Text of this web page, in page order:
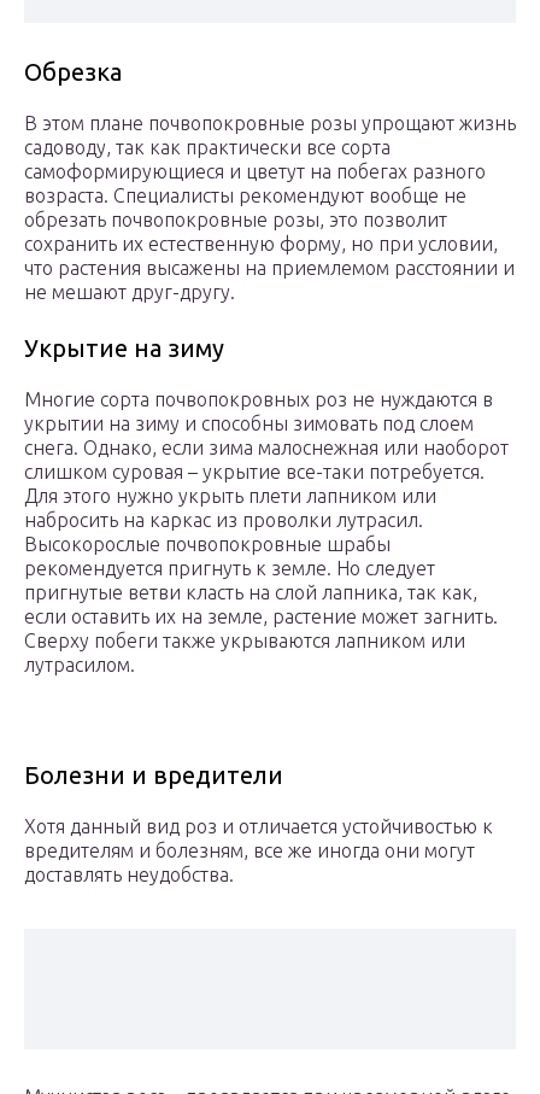
Обрезка
В этом плане почвопокровные розы упрощают жизнь
садоводу, так как практически все сорта
самоформирующиеся и цветут на побегах разного
возраста. Специалисты рекомендуют вообще не
обрезать почвопокровные розы, это позволит
сохранить их естественную форму, но при условии,
что растения высажены на приемлемом расстоянии и
не мешают друг-другу.
Укрытие на зиму
Многие сорта почвопокровных роз не нуждаются в
укрытии на зиму и способны зимовать под слоем
снега. Однако, если зима малоснежная или наоборот
слишком суровая – укрытие все-таки потребуется.
Для этого нужно укрыть плети лапником или
набросить на каркас из проволки лутрасил.
Высокорослые почвопокровные шрабы
рекомендуется пригнуть к земле. Но следует
пригнутые ветви класть на слой лапника, так как,
если оставить их на земле, растение может загнить.
Сверху побеги также укрываются лапником или
лутрасилом.
Болезни и вредители
Хотя данный вид роз и отличается устойчивостью к
вредителям и болезням, все же иногда они могут
доставлять неудобства.